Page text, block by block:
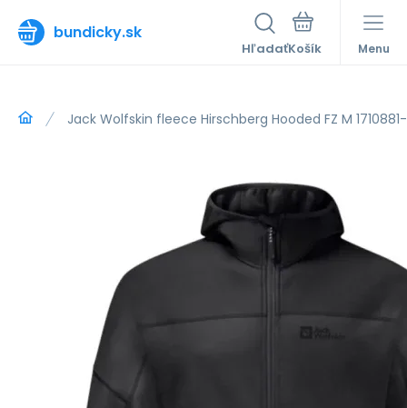
bundicky.sk
Hľadať Menu
Jack Wolfskin fleece Hirschberg Hooded FZ M